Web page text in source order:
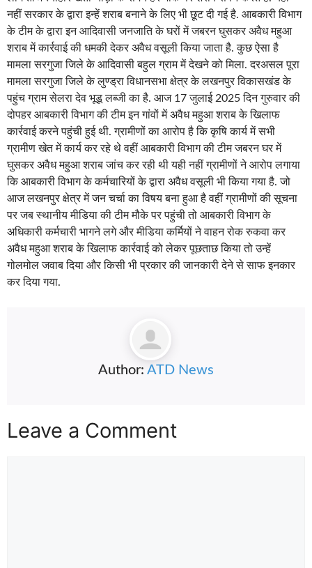
नहीं सरकार के द्वारा इन्हें शराब बनाने के लिए भी छूट दी गई है. आबकारी विभाग
के टीम के द्वारा इन आदिवासी जनजाति के घरों में जबरन घुसकर अवैध महुआ
शराब में कार्रवाई की धमकी देकर अवैध वसूली किया जाता है. कुछ ऐसा है
मामला सरगुजा जिले के आदिवासी बहुल ग्राम में देखने को मिला. दरअसल पूरा
मामला सरगुजा जिले के लुण्ड्रा विधानसभा क्षेत्र के लखनपुर विकासखंड के
पहुंच ग्राम सेलरा देव भूडू लब्जी का है. आज 17 जुलाई 2025 दिन गुरुवार की
दोपहर आबकारी विभाग की टीम इन गांवों में अवैध महुआ शराब के खिलाफ
कार्रवाई करने पहुंची हुई थी. ग्रामीणों का आरोप है कि कृषि कार्य में सभी
ग्रामीण खेत में कार्य कर रहे थे वहीं आबकारी विभाग की टीम जबरन घर में
घुसकर अवैध महुआ शराब जांच कर रही थी यही नहीं ग्रामीणों ने आरोप लगाया
कि आबकारी विभाग के कर्मचारियों के द्वारा अवैध वसूली भी किया गया है. जो
आज लखनपुर क्षेत्र में जन चर्चा का विषय बना हुआ है वहीं ग्रामीणों की सूचना
पर जब स्थानीय मीडिया की टीम मौके पर पहुंची तो आबकारी विभाग के
अधिकारी कर्मचारी भागने लगे और मीडिया कर्मियों ने वाहन रोक रुकवा कर
अवैध महुआ शराब के खिलाफ कार्रवाई को लेकर पूछताछ किया तो उन्हें
गोलमोल जवाब दिया और किसी भी प्रकार की जानकारी देने से साफ इनकार
कर दिया गया.
Author: ATD News
Leave a Comment